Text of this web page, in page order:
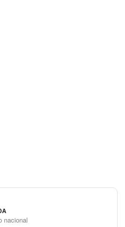
nacional